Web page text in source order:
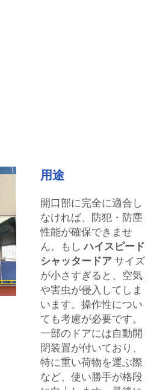
用途
開口部に完全に適合し
なければ、防犯・防塵
性能が確保できませ
ん。もしハイスピード
シャッタードア サイズ
が小さすぎると、空気
や害虫が侵入してしま
います。操作性につい
ても考慮が必要です。
一部のドアには自動開
閉装置が付いており、
特に重い荷物を運ぶ際
など、使い勝手が格段